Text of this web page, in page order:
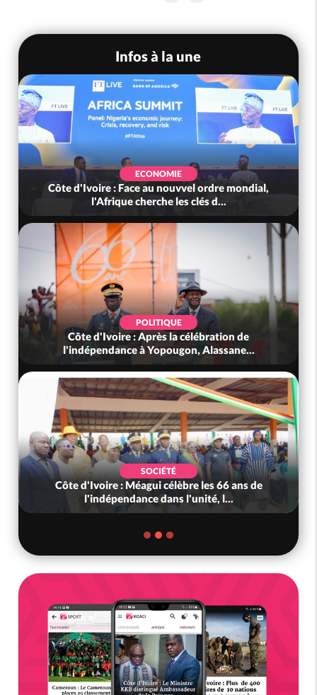
Infos à la une
SOCIÉTÉ
Côte d'Ivoire : Indépendance, le GNL Apalo
Touré aux Gendarmes : « Renouvel...
SOCIÉTÉ
Côte d'Ivoire : L'arnaque au Mobile Money par
liens frauduleux se répand ac...
SOCIÉTÉ
Côte d'Ivoire-Mali : L'entrepreneur malien
Adama Kanté dans les mailles de...